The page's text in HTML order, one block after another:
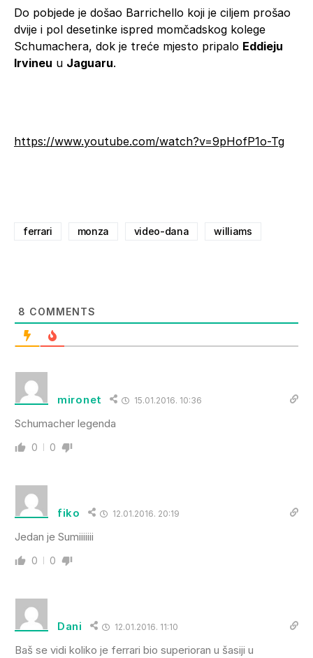
Do pobjede je došao Barrichello koji je ciljem prošao
dvije i pol desetinke ispred momčadskog kolege
Schumachera, dok je treće mjesto pripalo Eddieju
Irvineu u Jaguaru.
https://www.youtube.com/watch?v=9pHofP1o-Tg
ferrari monza video-dana williams
8 COMMENTS
mironet 15.01.2016. 10:36
Schumacher legenda
0 0
fiko 12.01.2016. 20:19
Jedan je Sumiiiiiii
0 0
Dani 12.01.2016. 11:10
Baš se vidi koliko je ferrari bio superioran u šasiji u